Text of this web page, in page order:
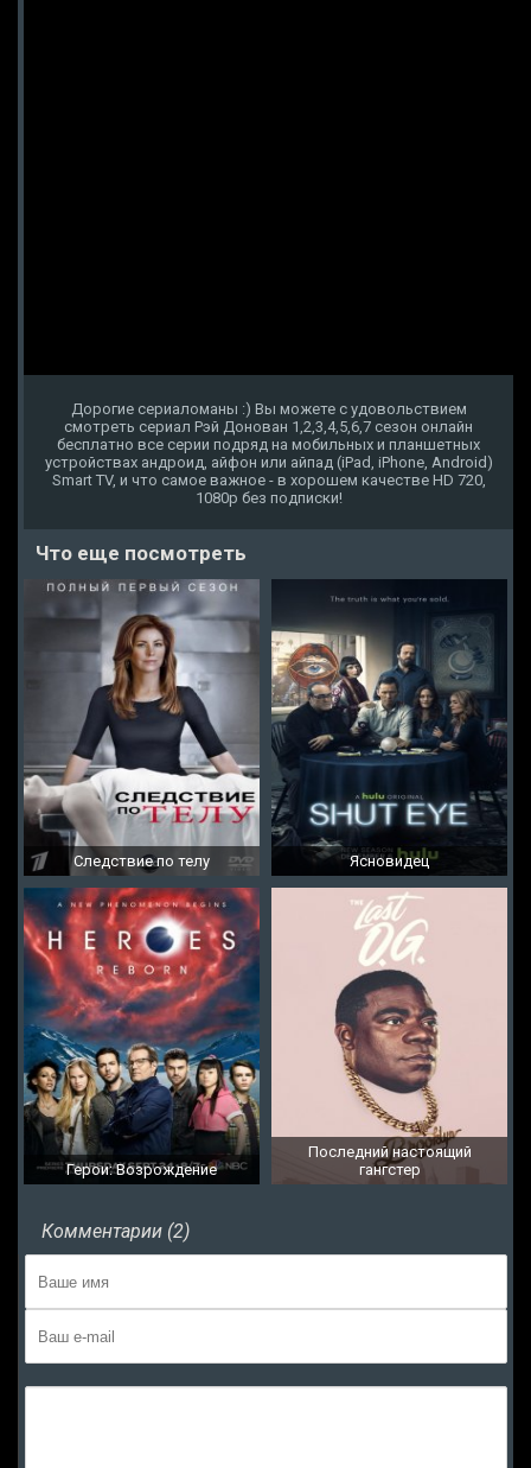
Дорогие сериаломаны :) Вы можете с удовольствием
смотреть сериал Рэй Донован 1,2,3,4,5,6,7 сезон онлайн
бесплатно все серии подряд на мобильных и планшетных
устройствах андроид, айфон или айпад (iPad, iPhone, Android)
Smart TV, и что самое важное - в хорошем качестве HD 720,
1080p без подписки!
Что еще посмотреть
Следствие по телу Ясновидец
Герои: Возрождение
Последний настоящий
гангстер
Комментарии (2)